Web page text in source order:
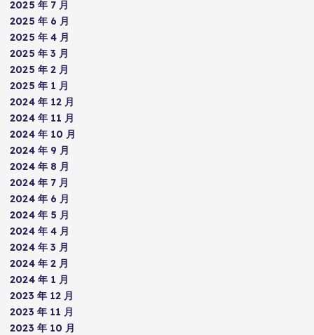
2025 年 7 月
2025 年 6 月
2025 年 4 月
2025 年 3 月
2025 年 2 月
2025 年 1 月
2024 年 12 月
2024 年 11 月
2024 年 10 月
2024 年 9 月
2024 年 8 月
2024 年 7 月
2024 年 6 月
2024 年 5 月
2024 年 4 月
2024 年 3 月
2024 年 2 月
2024 年 1 月
2023 年 12 月
2023 年 11 月
2023 年 10 月